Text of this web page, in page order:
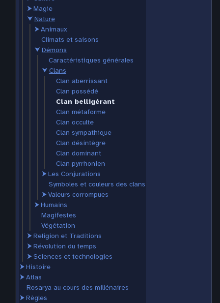
⮞Magie
⮟ Nature
⮞Animaux
Climats et saisons
⮟ Démons
Caractéristiques générales
⮟ Clans
Clan aberrissant
Clan possédé
Clan belligérant
Clan métaforme
Clan occulte
Clan sympathique
Clan désintègre
Clan dominant
Clan pyrrhonien
⮞Les Conjurations
Symboles et couleurs des clans
⮞Valeurs corrompues
⮞Humains
Magifestes
Végétation
⮞Religion et Traditions
⮞Révolution du temps
⮞Sciences et technologies
⮞Histoire
⮞Atlas
Rosarya au cours des millénaires
⮞Règles